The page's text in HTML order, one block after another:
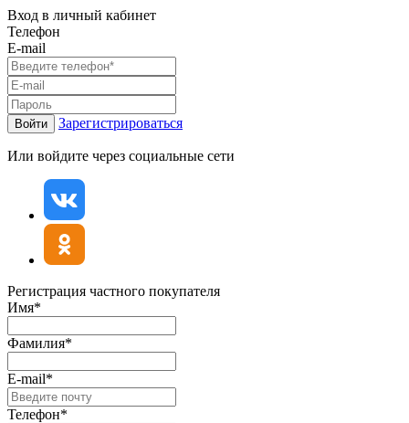
Вход в личный кабинет
Телефон
E-mail
Войти Зарегистрироваться
Или войдите через социальные сети
Регистрация частного покупателя
Имя*
Фамилия*
E-mail*
Телефон*